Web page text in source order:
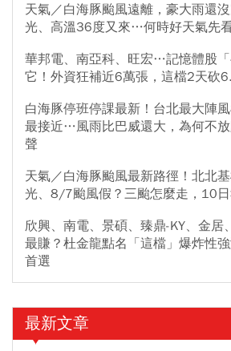
天氣／白海豚颱風遠離，豪大雨還
光、高溫36度又來…何時好天氣先
華邦電、南亞科、旺宏…記憶體股
它！外資狂補近6萬張，這檔2天砍
白海豚停班停課最新！台北最大陣
最接近…風雨比巴威還大，為何不
聲
天氣／白海豚颱風最新路徑！北北
光、8/7颱風假？三颱怎麼走，10
欣興、南電、景碩、臻鼎-KY、金居
最賺？杜金龍點名「這檔」爆炸性
首選
最新文章